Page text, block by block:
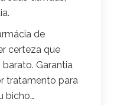
de
certeza que
Garantia
tratamento para
bicho…